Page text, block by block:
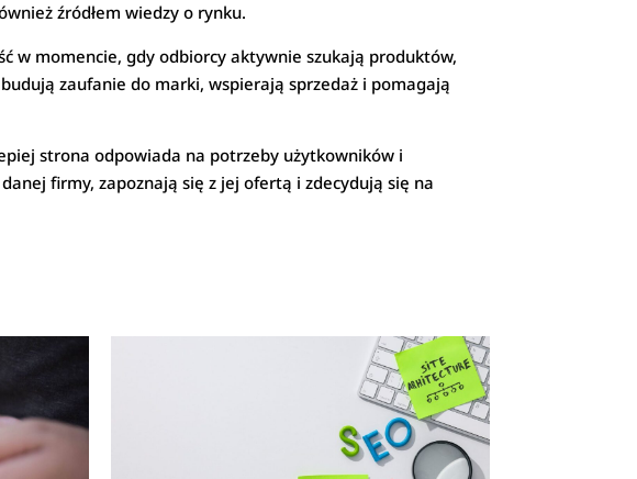
źródłem wiedzy o rynku.
w momencie, gdy odbiorcy aktywnie szukają produktów,
zaufanie do marki, wspierają sprzedaż i pomagają
strona odpowiada na potrzeby użytkowników i
firmy, zapoznają się z jej ofertą i zdecydują się na